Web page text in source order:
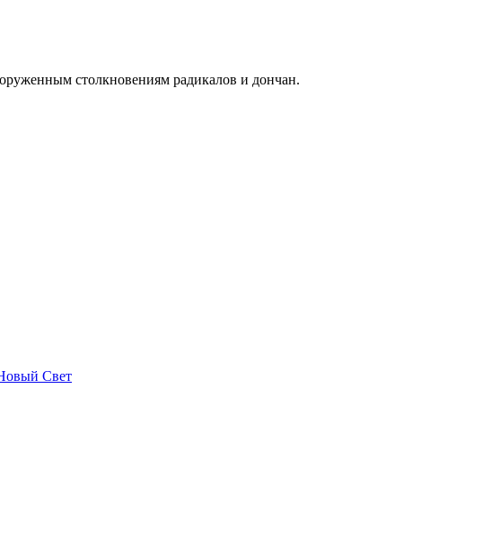
столкновениям радикалов и дончан.
Свет